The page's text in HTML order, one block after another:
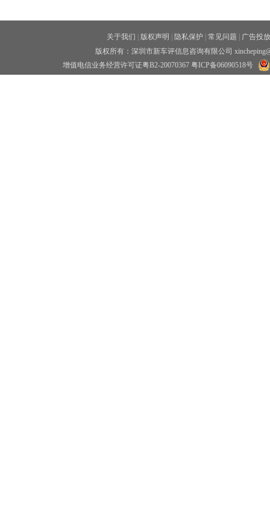
关于我们 版权声明 隐私保护 常见问题
广告投放
版权所有：深圳市新车评信息咨询有限公司
增值电信业务经营许可证粤B2-20070367 粤ICP备06090518号